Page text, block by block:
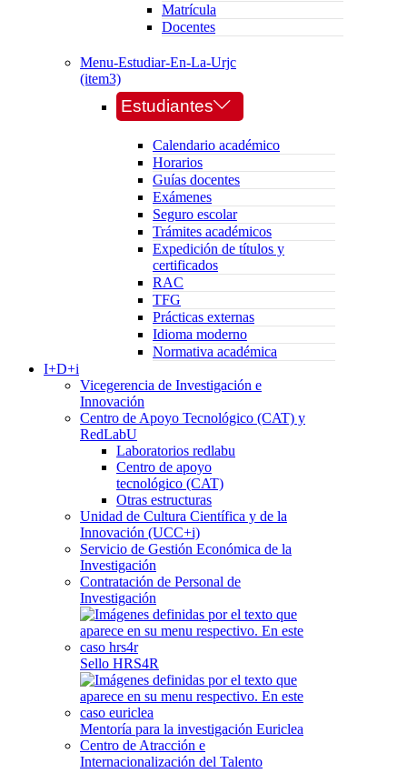
Matrícula
Docentes
Menu-Estudiar-En-La-Urjc
(item3)
Estudiantes
Calendario académico
Horarios
Guías docentes
Exámenes
Seguro escolar
Trámites académicos
Expedición de títulos y
certificados
RAC
TFG
Prácticas externas
Idioma moderno
Normativa académica
I+D+i
Vicegerencia de Investigación e
Innovación
Centro de Apoyo Tecnológico (CAT) y
RedLabU
Laboratorios redlabu
Centro de apoyo
tecnológico (CAT)
Otras estructuras
Unidad de Cultura Científica y de la
Innovación (UCC+i)
Servicio de Gestión Económica de la
Investigación
Contratación de Personal de
Investigación
Sello HRS4R
Mentoría para la investigación Euriclea
Centro de Atracción e
Internacionalización del Talento